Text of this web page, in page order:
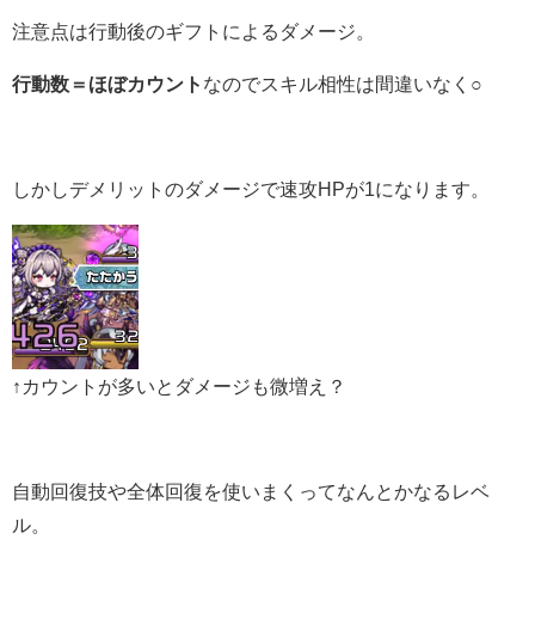
注意点は行動後のギフトによるダメージ。
行動数＝ほぼカウント なのでスキル相性は間違いなく○
しかしデメリットのダメージで速攻HPが1になります。
↑カウントが多いとダメージも微増え？
自動回復技や全体回復を使いまくってなんとかなるレベ
ル。